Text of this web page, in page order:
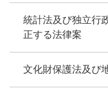
統計法及び独立行
正する法律案
文化財保護法及び